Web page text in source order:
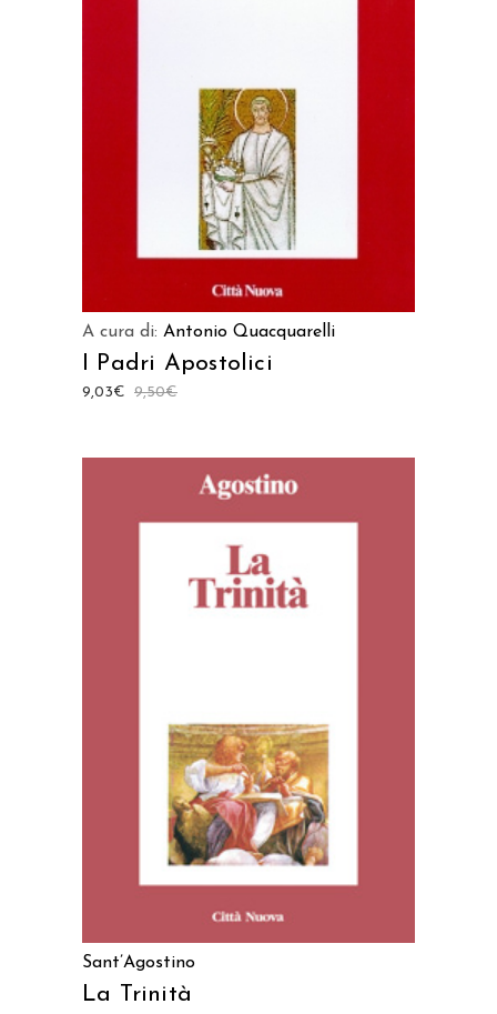
A cura di: Antonio Quacquarelli
I Padri Apostolici
9,50€
9,03€
Sant’Agostino
La Trinità